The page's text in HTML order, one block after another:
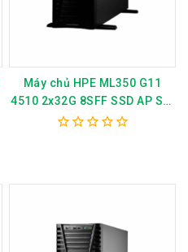
Máy chủ HPE ML350 G11
4510 2x32G 8SFF SSD AP Svr
P79762-375
5